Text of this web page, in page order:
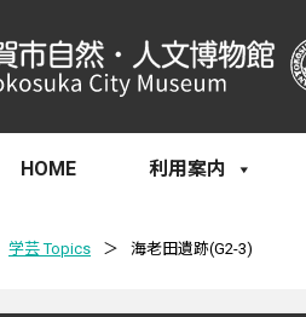
HOME 利用案内
学芸 Topics ＞ 海老田遺跡(G2-3)